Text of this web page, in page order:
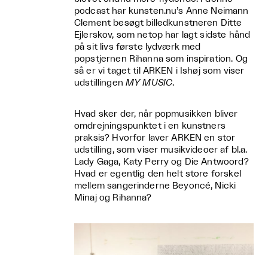
podcast har kunsten.nu’s Anne Neimann
Clement besøgt billedkunstneren Ditte
Ejlerskov, som netop har lagt sidste hånd
på sit livs første lydværk med
popstjernen Rihanna som inspiration. Og
så er vi taget til ARKEN i Ishøj som viser
udstillingen MY MUSIC.
Hvad sker der, når popmusikken bliver
omdrejningspunktet i en kunstners
praksis? Hvorfor laver ARKEN en stor
udstilling, som viser musikvideoer af bl.a.
Lady Gaga, Katy Perry og Die Antwoord?
Hvad er egentlig den helt store forskel
mellem sangerinderne Beyoncé, Nicki
Minaj og Rihanna?